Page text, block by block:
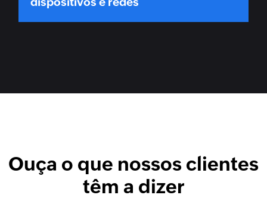
Ouça o que nossos clientes
têm a dizer